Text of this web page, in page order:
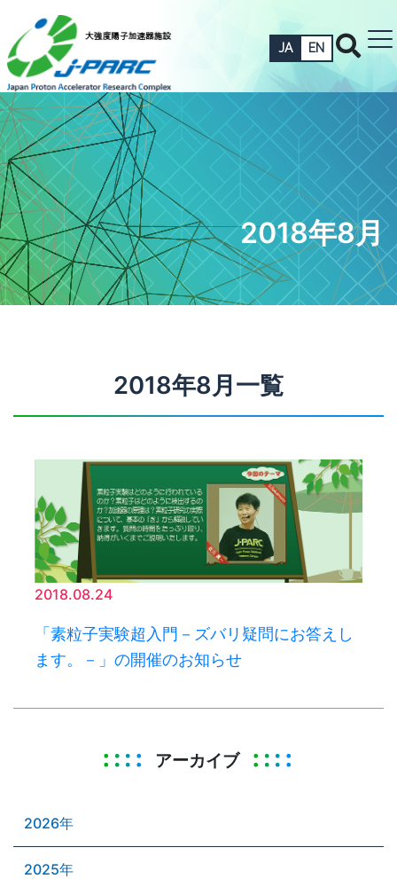
JA EN
2018年8月
2018年8月一覧
2018.08.24
「素粒子実験超入門－ズバリ疑問にお答えし
ます。－」の開催のお知らせ
アーカイブ
2026年
2025年